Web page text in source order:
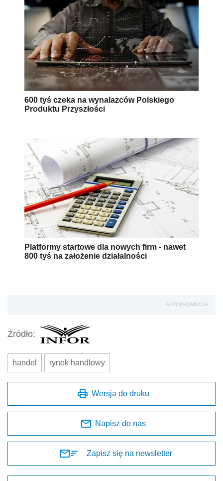
600 tyś czeka na wynalazców Polskiego
Produktu Przyszłości
Platformy startowe dla nowych firm - nawet
800 tyś na założenie działalności
AUTOPROMOCJA
Źródło:
handel rynek handlowy
Wersja do druku
Napisz do nas
Zapisz się na newsletter